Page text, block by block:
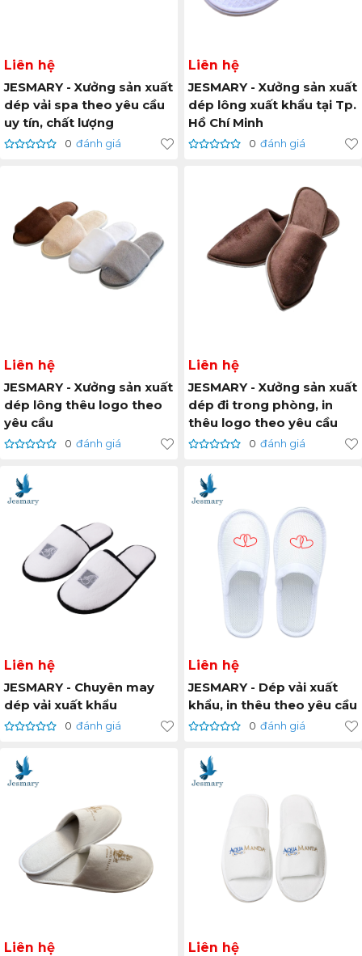
Liên hệ
JESMARY - Xưởng sản xuất
dép vải spa theo yêu cầu
uy tín, chất lượng
0 đánh giá
Liên hệ
JESMARY - Xưởng sản xuất
dép lông xuất khẩu tại Tp.
Hồ Chí Minh
0 đánh giá
Liên hệ
JESMARY - Xưởng sản xuất
dép lông thêu logo theo
yêu cầu
0 đánh giá
Liên hệ
JESMARY - Xưởng sản xuất
dép đi trong phòng, in
thêu logo theo yêu cầu
0 đánh giá
Liên hệ
JESMARY - Chuyên may
dép vải xuất khẩu
0 đánh giá
Liên hệ
JESMARY - Dép vải xuất
khẩu, in thêu theo yêu cầu
0 đánh giá
Liên hệ Liên hệ